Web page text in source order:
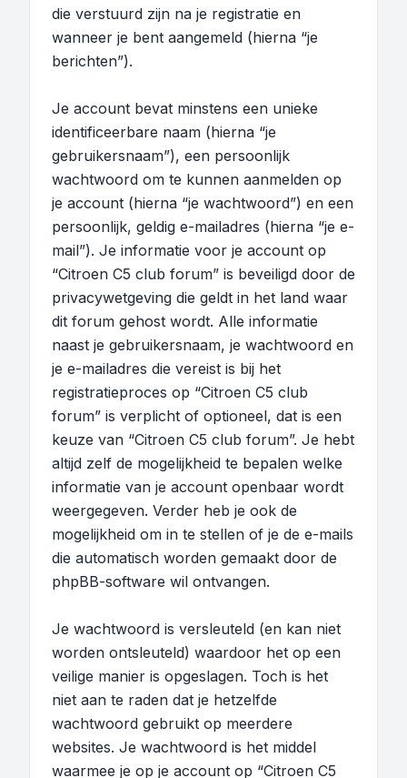
die verstuurd zijn na je registratie en
wanneer je bent aangemeld (hierna “je
berichten”).
Je account bevat minstens een unieke
identificeerbare naam (hierna “je
gebruikersnaam”), een persoonlijk
wachtwoord om te kunnen aanmelden op
je account (hierna “je wachtwoord”) en een
persoonlijk, geldig e-mailadres (hierna “je e-
mail”). Je informatie voor je account op
“Citroen C5 club forum” is beveiligd door de
privacywetgeving die geldt in het land waar
dit forum gehost wordt. Alle informatie
naast je gebruikersnaam, je wachtwoord en
je e-mailadres die vereist is bij het
registratieproces op “Citroen C5 club
forum” is verplicht of optioneel, dat is een
keuze van “Citroen C5 club forum”. Je hebt
altijd zelf de mogelijkheid te bepalen welke
informatie van je account openbaar wordt
weergegeven. Verder heb je ook de
mogelijkheid om in te stellen of je de e-mails
die automatisch worden gemaakt door de
phpBB-software wil ontvangen.
Je wachtwoord is versleuteld (en kan niet
worden ontsleuteld) waardoor het op een
veilige manier is opgeslagen. Toch is het
niet aan te raden dat je hetzelfde
wachtwoord gebruikt op meerdere
websites. Je wachtwoord is het middel
waarmee je op je account op “Citroen C5